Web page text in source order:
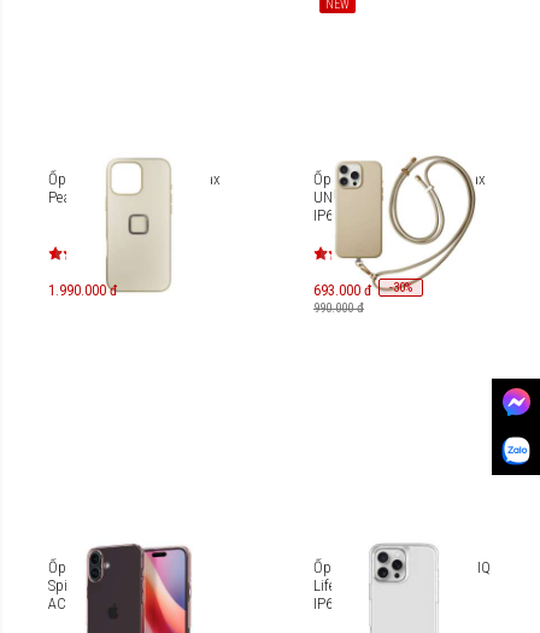
Ốp lưng iPhone 16 Pro Max
Peak Design Clarino
1.990.000 đ
NEW
Ốp lưng iPhone 16 Pro Max
UNIQ Coehl Muse UNIQ-
IP6.9P(2024)-MUSMCREM
693.000 đ -30%
990.000 đ
Ốp lưng iPhone 16 Plus
Spigen Crystal Flex
ACS08093/ACS08094
Ốp lưng iPhone 16 Pro UNIQ
Lifepro Xtreme UNIQ-
IP6.3P(2024)-LPRXCLR